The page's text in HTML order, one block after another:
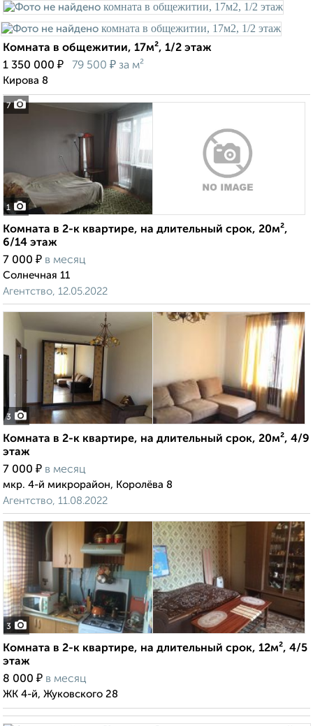
7
Комната в общежитии, 17м², 1/2 этаж
1 350 000 ₽ 79 500 ₽ за м²
Кирова 8
1
Комната в 2-к квартире, на длительный срок, 20м²,
6/14 этаж
7 000 ₽ в месяц
Солнечная 11
Агентство, 12.05.2022
3
Комната в 2-к квартире, на длительный срок, 20м², 4/9
этаж
7 000 ₽ в месяц
мкр. 4-й микрорайон, Королёва 8
Агентство, 11.08.2022
3
Комната в 2-к квартире, на длительный срок, 12м², 4/5
этаж
8 000 ₽ в месяц
ЖК 4-й, Жуковского 28